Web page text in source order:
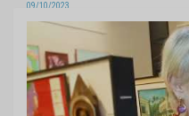
09/10/2023
MINUTO TCE - Edição 131